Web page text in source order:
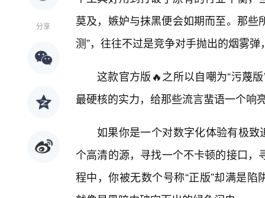
分享
莫及，嫉妒与抹黑便会如期而至。那些
测”，往往不过是竞争对手抛出的烟雾
这款官方版🔥之所以自嘲为“污蔑
最硬核的实力，给那些流言蜚语一个响
如果你是一个对数字化体验有极致
个高清的源，寻找一个不卡顿的接口
程中，你被无数个号称“正版”却满是